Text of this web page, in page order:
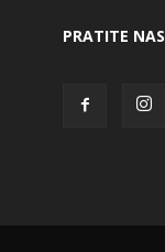
PRATITE NAS